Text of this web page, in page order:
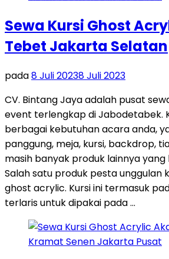
Sewa Kursi Ghost
Tebet Jakarta Selatan
pada8 Juli 20238 Juli 2023
CV. Bintang Jaya adalah pusat
event terlengkap di Jabodetabek.
berbagai kebutuhan acara anda,
panggung, meja, kursi, backdrop,
masih banyak produk lainnya yang
Salah satu produk pesta unggulan
ghost acrylic. Kursi ini termasuk
terlaris untuk dipakai pada …